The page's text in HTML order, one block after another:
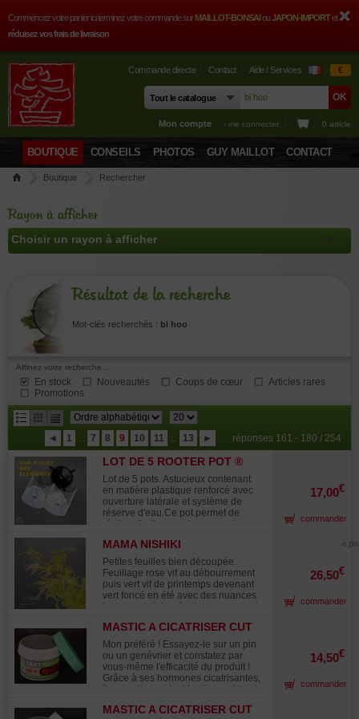
Commencez votre panier ici terminez votre commande surMAILLOT-BONSAIouJAPON-IMPORTet
réduisez vos frais de livraison
Commande directe Contact Aide / Services €
Mon compte › me connecter 0 article
BOUTIQUE CONSEILS PHOTOS GUY MAILLOT CONTACT
Boutique Rechercher
Rayon à afficher
Résultat de la recherche
Mot-clés recherchés : bi hoo
Affinez votre recherche...
En stock Nouveautés Coups de cœur
Articles rares
Promotions
résultats
par
page
◄ 1 ... 7 8 9 10 11 ... 13 ► réponses 161 - 180 / 254
LOT DE 5 ROOTER POT ®
BIG SYSTÉME DE
MARCOTTAGE
Lot de 5 pots. Astucieux contenant
en matière plastique renforcé avec
ouverture latérale et système de
réserve d'eau.Ce pot permet de
réaliser facilement des marcottes sur
pour la réalisation de bonsai ou
simplement pour la multiplication de
vos végétaux difficile à semer ou
bouturer.Notice explicative en
français jointe au colis. Hauteur 150
mm, Ø 120 mm. Pour des troncs de
une décortication annulaire et y
de sphaigne ou sphaigne et terre
akadama fermez le pot par les
crochets et placer le couvercle qui
favorise la récupération de l'eau de
Une réserve d'eau au fond du pot
assure une hydratation suffisante du
17,00€
commander
MAMA NISHIKI
Petites feuilles bien découpée.
Feuillage rose vif au débourrement
puis vert vif de printemps devenant
vert foncé en été avec des nuances
jaune vert clair prés des nervures et
26,50€
à
commander
MASTIC A CICATRISER CUT
PASTA POUR CONIFÈRES
160 G
Mon préféré ! Essayez-le sur un pin
ou un genévrier et constatez par
vous-même l'efficacité du produit !
Grâce à ses hormones cicatrisantes,
il garantit une cicatrisation rapide et
résultats impressionnants, ce produit
14,50€
commander
MASTIC A CICATRISER CUT